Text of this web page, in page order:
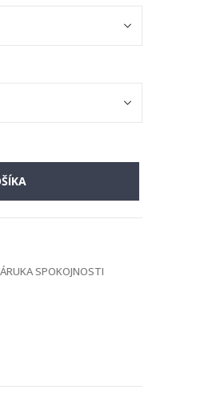
SPOKOJNOSTI